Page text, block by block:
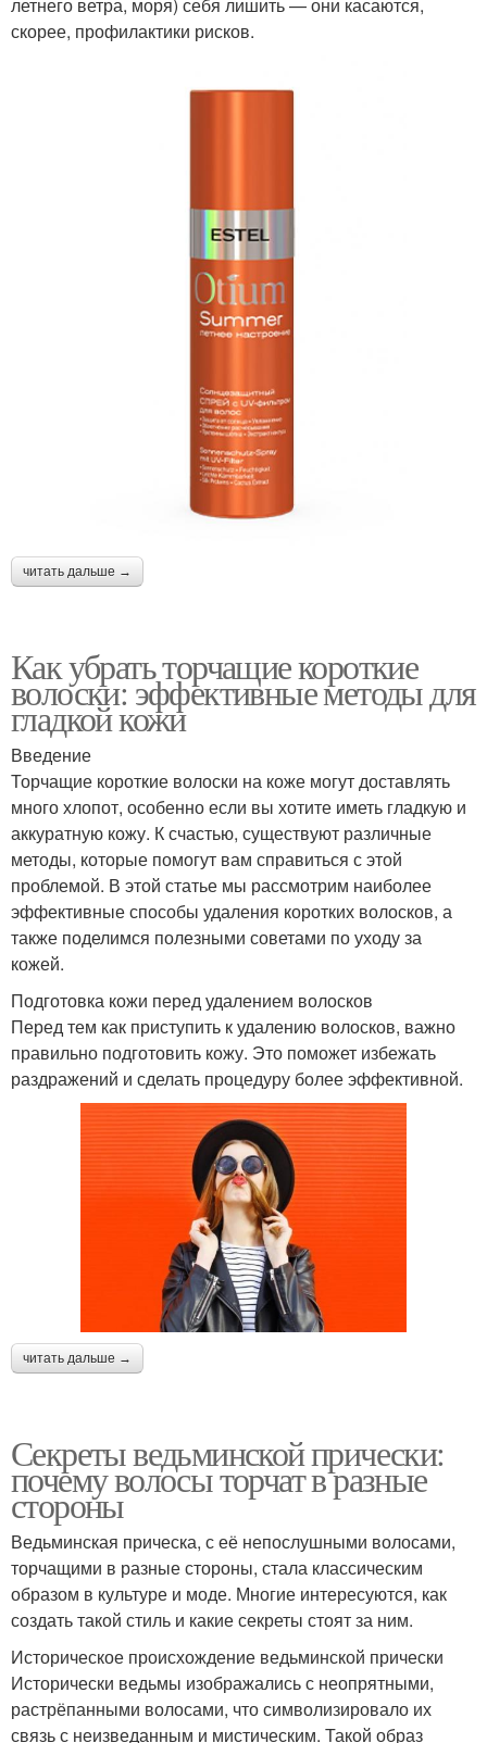
скорее, профилактики рисков.
читать дальше →
Как убрать торчащие короткие
волоски: эффективные методы для
гладкой кожи
Введение
Торчащие короткие волоски на коже могут доставлять
много хлопот, особенно если вы хотите иметь гладкую и
аккуратную кожу. К счастью, существуют различные
методы, которые помогут вам справиться с этой
проблемой. В этой статье мы рассмотрим наиболее
эффективные способы удаления коротких волосков, а
также поделимся полезными советами по уходу за
кожей.
Подготовка кожи перед удалением волосков
Перед тем как приступить к удалению волосков, важно
правильно подготовить кожу. Это поможет избежать
раздражений и сделать процедуру более эффективной.
читать дальше →
Секреты ведьминской прически:
почему волосы торчат в разные
стороны
Ведьминская прическа, с её непослушными волосами,
торчащими в разные стороны, стала классическим
образом в культуре и моде. Многие интересуются, как
создать такой стиль и какие секреты стоят за ним.
Историческое происхождение ведьминской прически
Исторически ведьмы изображались с неопрятными,
растрёпанными волосами, что символизировало их
связь с неизведанным и мистическим. Такой образ